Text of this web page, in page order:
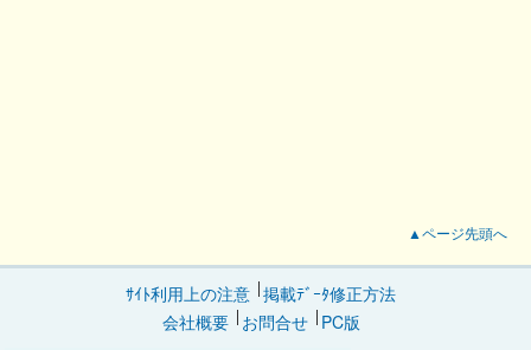
▲ページ先頭へ
ｻｲﾄ利用上の注意 掲載ﾃﾞｰﾀ修正方法
会社概要
お問合せ PC版